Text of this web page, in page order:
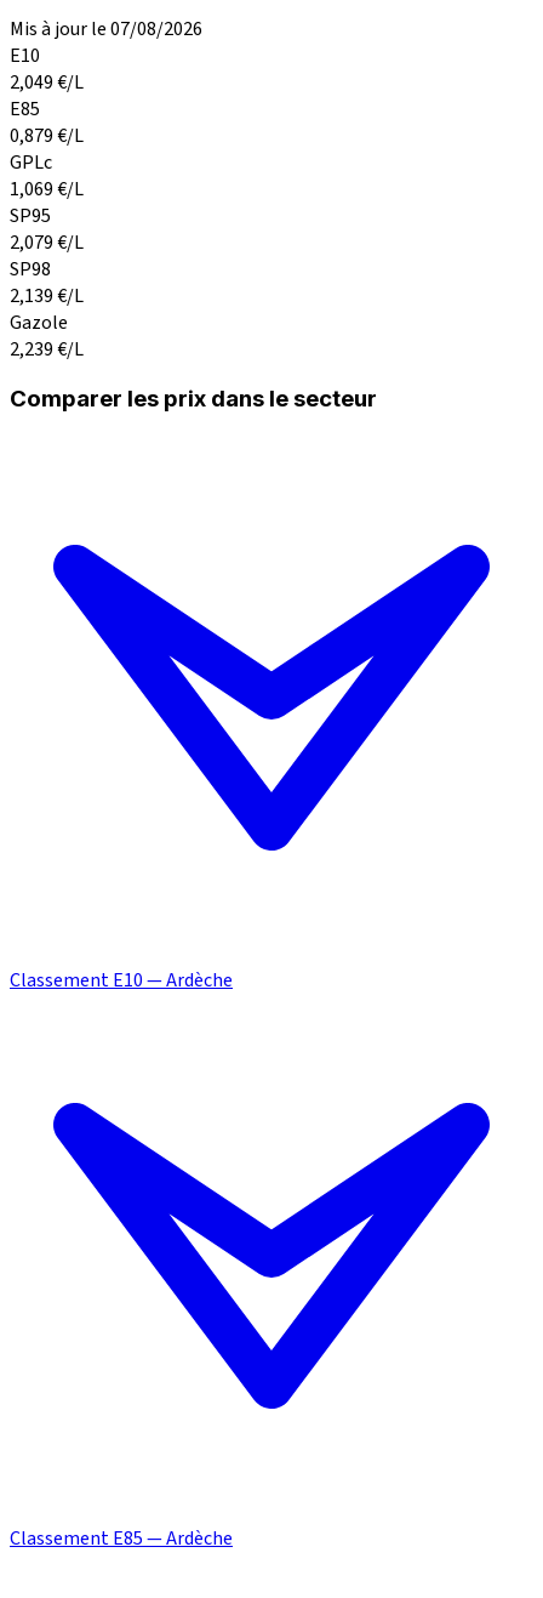
Mis à jour le 07/08/2026
E10
2,049€/L
E85
0,879€/L
GPLc
1,069€/L
SP95
2,079€/L
SP98
2,139€/L
Gazole
2,239€/L
Comparer les prix dans le secteur
Classement E10 — Ardèche
Classement E85 — Ardèche